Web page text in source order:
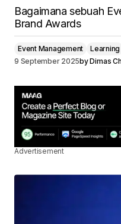
Bagaimana sebuah
Brand Awards
Event Management
Learning
9 September 2025byDimas
Advertisement